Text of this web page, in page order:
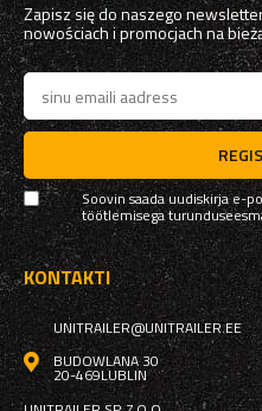
Zapisz się do naszego
nowościach i promocjach na
Soovin saada uudiskirja e-
töötlemisega
KONTAKTI
UNITRAILER@UNITRAILER.EE
BUDOWLANA 30
20-469LUBLIN